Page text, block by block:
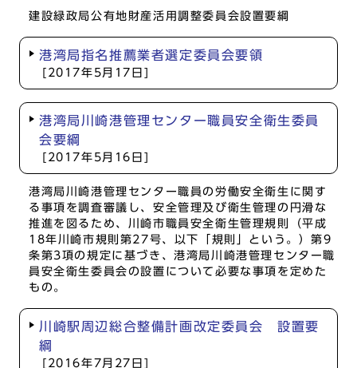
建設緑政局公有地財産活用調整委員会設置要綱
港湾局指名推薦業者選定委員会要領
[2017年5月17日]
港湾局川崎港管理センター職員安全衛生委員
会要綱
[2017年5月16日]
港湾局川崎港管理センター職員の労働安全衛生に関す
る事項を調査審議し、安全管理及び衛生管理の円滑な
推進を図るため、川崎市職員安全衛生管理規則（平成
18年川崎市規則第27号、以下「規則」という。）第9
条第3項の規定に基づき、港湾局川崎港管理センター職
員安全衛生委員会の設置について必要な事項を定めた
もの。
川崎駅周辺総合整備計画改定委員会 設置要
綱
[2016年7月27日]